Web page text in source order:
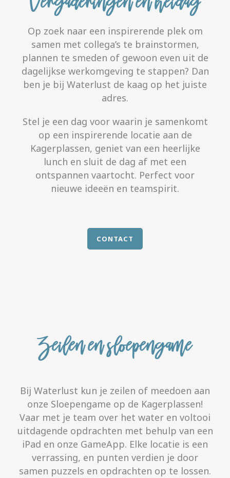
Op zoek naar een inspirerende plek om
samen met collega’s te brainstormen,
plannen te smeden of gewoon even uit de
dagelijkse werkomgeving te stappen? Dan
ben je bij Waterlust de kaag op het juiste
adres.
Stel je een dag voor waarin je samenkomt
op een inspirerende locatie aan de
Kagerplassen, geniet van een heerlijke
lunch en sluit de dag af met een
ontspannen vaartocht. Perfect voor
nieuwe ideeën en teamspirit.
CONTACT
Zeilen en sloepengame
Bij Waterlust kun je zeilen of meedoen aan
onze Sloepengame op de Kagerplassen!
Vaar met je team over het water en voltooi
uitdagende opdrachten met behulp van een
iPad en onze GameApp. Elke locatie is een
verrassing, en punten verdien je door
samen puzzels en opdrachten op te lossen.